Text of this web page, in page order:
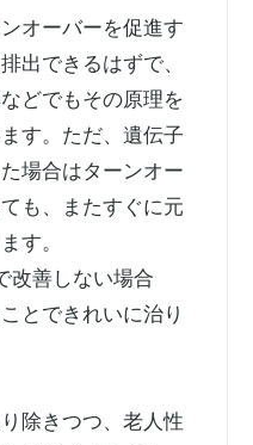
オーバーを促進す
出できるはずで、
どでもその原理を
す。ただ、遺伝子
場合はターンオー
も、またすぐに元
す。
改善しない場合
とできれいに治り
除きつつ、老人性